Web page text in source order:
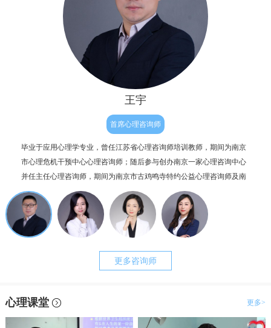
果，自我价值的证明。因此他往往会逼迫证明自己，完美自
己，赢得肯定和完善，
王宇
首席心理咨询师
毕业于应用心理学专业，曾任江苏省心理咨询师培训教师，期间为南京
市心理危机干预中心心理咨询师；随后参与创办南京一家心理咨询中心
并任主任心理咨询师，期间为南京市古鸡鸣寺特约公益心理咨询师及南
京市职工心理咨询服务中心副主任。咨询案例过两千例，治疗时长超一
万小时。
更多咨询师
心理课堂 更多>